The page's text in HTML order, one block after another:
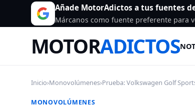
Añade MotorAdictos a tus fuentes
Márcanos como fuente preferente para
MOTORADICTOS
Inicio›Monovolúmenes›Prueba: Volkswagen Golf
MONOVOLÚMENES